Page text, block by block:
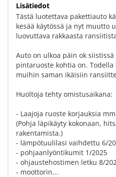
Lisätiedot
Tästä luotettava pakettiauto
kesää käytössä ja nyt muutto
luovuttava rakkaasta
Auto on ulkoa päin ok
pintaruoste kohtia on.
muihin saman ikäisiin
Huoltoja tehty omistusaikana:
- Laajoja ruoste korjauksia
(Pohja läpikäyty kokonaan,
rakentamista.)
- lämpötuulilasi vaihdettu 6/
- pohjaanlyöntikumit 1/2025
- ohjaustehostimen letku 8/
- moottorin...